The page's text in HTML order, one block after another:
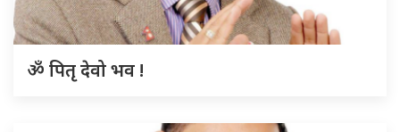
ॐ पितृ देवो भव !